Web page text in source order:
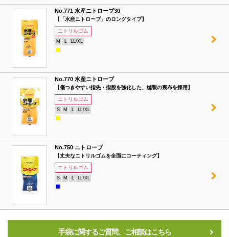
No.771 水産ニトローブ30
【「水産ニトローブ」のロングタイプ】
ニトリルゴム
M L LL/XL
No.770 水産ニトローブ
【傷つきやすい指先・指股を強化した、縫製の裏布を採用】
ニトリルゴム
S M L LL/XL
No.750 ニトローブ
【丈夫なニトリルゴムを全面にコーティング】
ニトリルゴム
S M L LL/XL
手袋に関するご質問、ご相談はこちら